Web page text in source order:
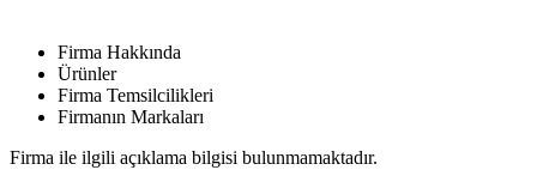
Firma Hakkında
Ürünler
Firma Temsilcilikleri
Firmanın Markaları
Firma ile ilgili açıklama bilgisi bulunmamaktadır.